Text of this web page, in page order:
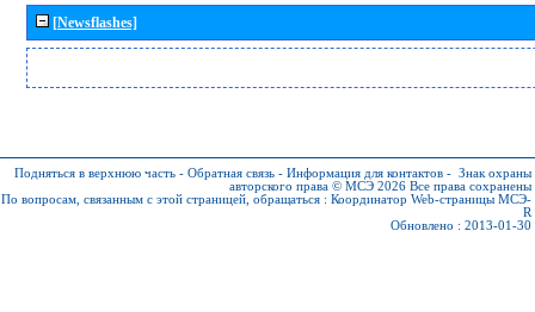
[Newsflashes]
Подняться в верхнюю часть - Обратная связь - Информация для контактов - Знак охраны
авторского права © МСЭ 2026 Все права сохранены
По вопросам, связанным с этой страницей, обращаться : Координатор Web-страницы МСЭ-
R
Обновлено : 2013-01-30